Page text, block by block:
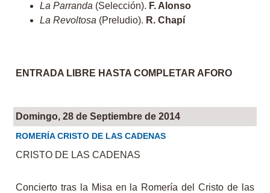
La Parranda (Selección). F. Alonso
La Revoltosa (Preludio). R. Chapí
ENTRADA LIBRE HASTA COMPLETAR AFORO
Domingo, 28 de Septiembre de 2014
ROMERÍA CRISTO DE LAS CADENAS
CRISTO DE LAS CADENAS
Concierto tras la Misa en la Romería del Cristo de las